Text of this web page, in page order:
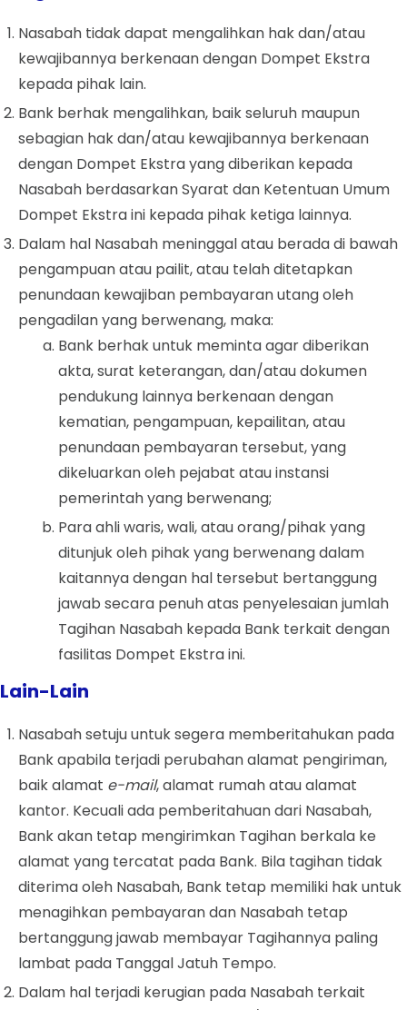
Nasabah tidak dapat mengalihkan hak dan/atau
kewajibannya berkenaan dengan Dompet Ekstra
kepada pihak lain.
Bank berhak mengalihkan, baik seluruh maupun
sebagian hak dan/atau kewajibannya berkenaan
dengan Dompet Ekstra yang diberikan kepada
Nasabah berdasarkan Syarat dan Ketentuan Umum
Dompet Ekstra ini kepada pihak ketiga lainnya.
Dalam hal Nasabah meninggal atau berada di bawah
pengampuan atau pailit, atau telah ditetapkan
penundaan kewajiban pembayaran utang oleh
pengadilan yang berwenang, maka:
Bank berhak untuk meminta agar diberikan
akta, surat keterangan, dan/atau dokumen
pendukung lainnya berkenaan dengan
kematian, pengampuan, kepailitan, atau
penundaan pembayaran tersebut, yang
dikeluarkan oleh pejabat atau instansi
pemerintah yang berwenang;
Para ahli waris, wali, atau orang/pihak yang
ditunjuk oleh pihak yang berwenang dalam
kaitannya dengan hal tersebut bertanggung
jawab secara penuh atas penyelesaian jumlah
Tagihan Nasabah kepada Bank terkait dengan
fasilitas Dompet Ekstra ini.
Lain-Lain
Nasabah setuju untuk segera memberitahukan pada
Bank apabila terjadi perubahan alamat pengiriman,
baik alamat e-mail, alamat rumah atau alamat
kantor. Kecuali ada pemberitahuan dari Nasabah,
Bank akan tetap mengirimkan Tagihan berkala ke
alamat yang tercatat pada Bank. Bila tagihan tidak
diterima oleh Nasabah, Bank tetap memiliki hak untuk
menagihkan pembayaran dan Nasabah tetap
bertanggung jawab membayar Tagihannya paling
lambat pada Tanggal Jatuh Tempo.
Dalam hal terjadi kerugian pada Nasabah terkait